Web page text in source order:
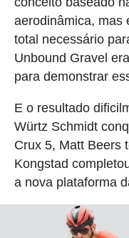
aerodinâmica, mas
total necessário
Unbound Gravel
para demonstrar
E o resultado
Würtz Schmidt
Crux 5, Matt Beers
Kongstad
a nova plataforma